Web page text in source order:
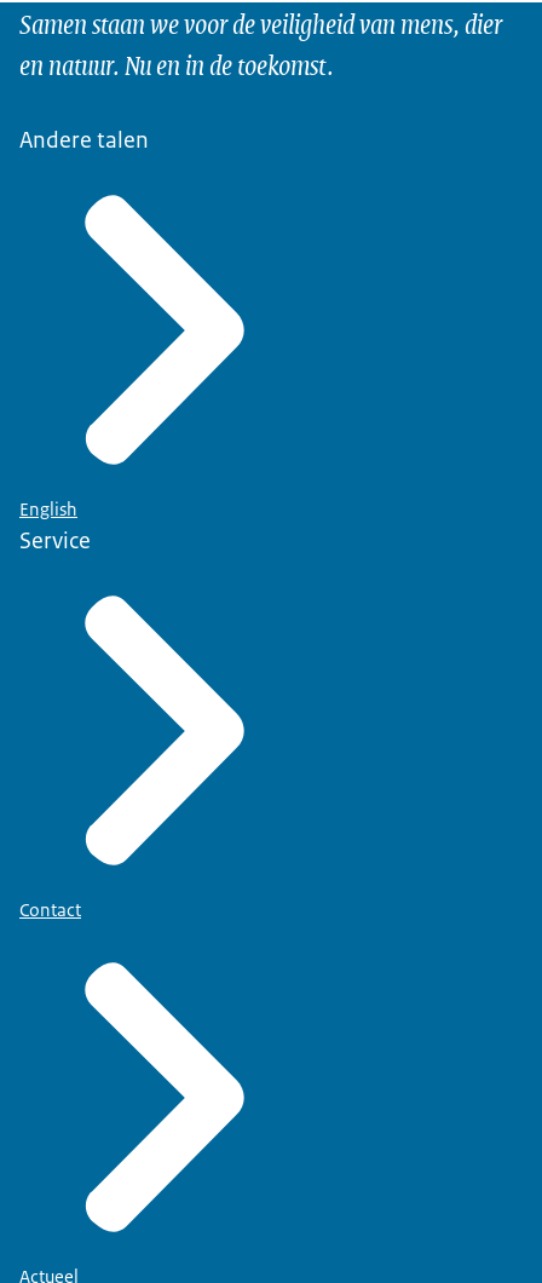
Samen staan we voor de veiligheid van mens, dier
en natuur. Nu en in de toekomst.
Andere talen
English
Service
Contact
Actueel